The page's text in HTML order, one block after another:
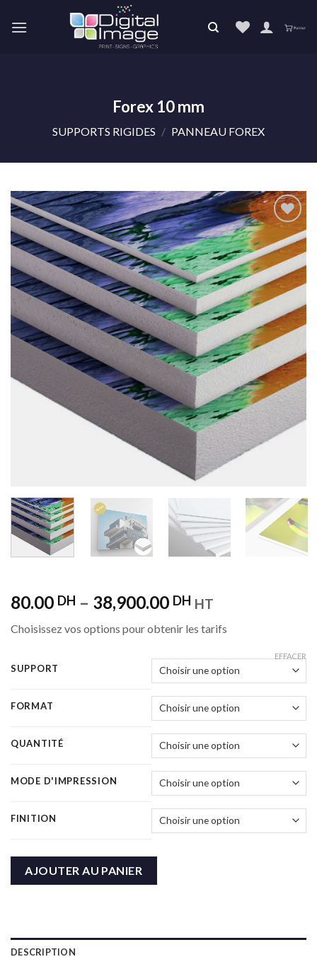
Forex 10 mm
SUPPORTS RIGIDES / PANNEAU FOREX
Ajouter
à la liste
de
souhaits
80.00 DH – 38,900.00 DH HT
Choisissez vos options pour obtenir les tarifs
SUPPORT
FORMAT
QUANTITÉ
MODE D'IMPRESSION
FINITION
EFFACER
AJOUTER AU PANIER
DESCRIPTION